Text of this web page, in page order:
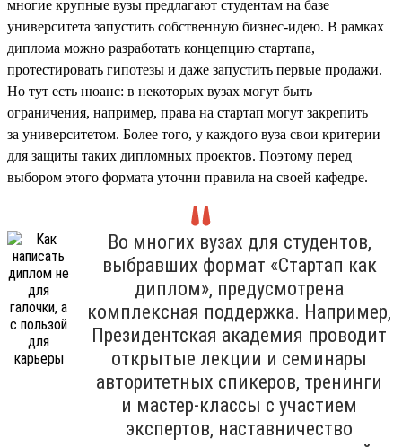
многие крупные вузы предлагают студентам на базе
университета запустить собственную бизнес-идею. В рамках
диплома можно разработать концепцию стартапа,
протестировать гипотезы и даже запустить первые продажи.
Но тут есть нюанс: в некоторых вузах могут быть
ограничения, например, права на стартап могут закрепить
за университетом. Более того, у каждого вуза свои критерии
для защиты таких дипломных проектов. Поэтому перед
выбором этого формата уточни правила на своей кафедре.
Во многих вузах для студентов,
выбравших формат «Стартап как
диплом», предусмотрена
комплексная поддержка. Например,
Президентская академия проводит
открытые лекции и семинары
авторитетных спикеров, тренинги
и мастер-классы с участием
экспертов, наставничество